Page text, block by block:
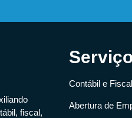
fiscal,
Contábil e Fiscal
Abertura de